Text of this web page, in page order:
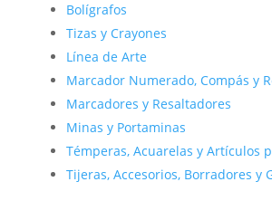
Bolígrafos
Tizas y Crayones
Línea de Arte
Marcador Numerado, Compás y
Marcadores y Resaltadores
Minas y Portaminas
Témperas, Acuarelas y Artículos
Tijeras, Accesorios, Borradores y